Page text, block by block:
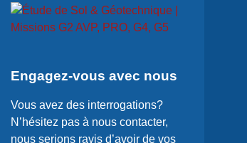
Engagez-vous avec nous
Vous avez des interrogations?
N’hésitez pas à nous contacter,
nous serions ravis d’avoir de vos